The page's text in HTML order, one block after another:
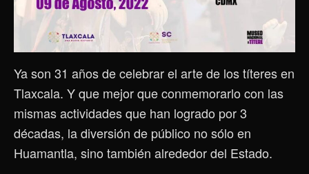
Ya son 31 años de celebrar el arte de los títeres en
Tlaxcala. Y que mejor que conmemorarlo con las
mismas actividades que han logrado por 3
décadas, la diversión de público no sólo en
Huamantla, sino también alrededor del Estado.